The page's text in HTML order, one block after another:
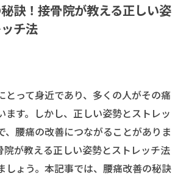
訣！接骨院が教える正しい姿
チ法
とって身近であり、多くの人がその痛
ます。しかし、正しい姿勢とストレッ
、腰痛の改善につながることがありま
院が教える正しい姿勢とストレッチ法
しょう。本記事では、腰痛改善の秘訣